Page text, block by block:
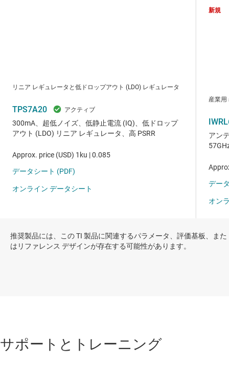
推奨製品には、この TI 製品に関連するパラメータ、評価基板、また
はリファレンス デザインが存在する可能性があります。
サポートとトレーニング